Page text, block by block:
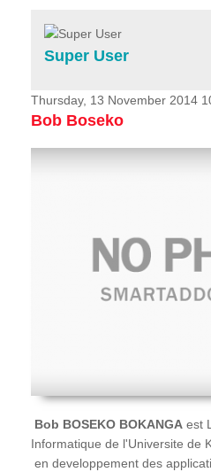
Services
Projects
News & Stories
Super User
Thursday, 13 November 2014
Bob Boseko
Bob BOSEKO BOKANGA est
Informatique de l'Universite de
en developpement des